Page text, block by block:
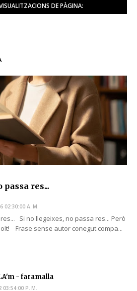
DE PÀGINA:
res...
02:30:00 A. M.
Si no llegeixes, no passa res... Però
Frase sense autor conegut compa...
- faramalla
P. M.